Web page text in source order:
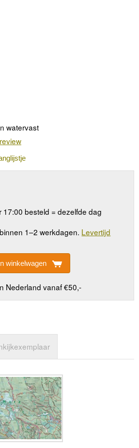
watervast
besteld = dezelfde dag
1–2 werkdagen. Levertijd
winkelwagen
Nederland vanaf €50,-